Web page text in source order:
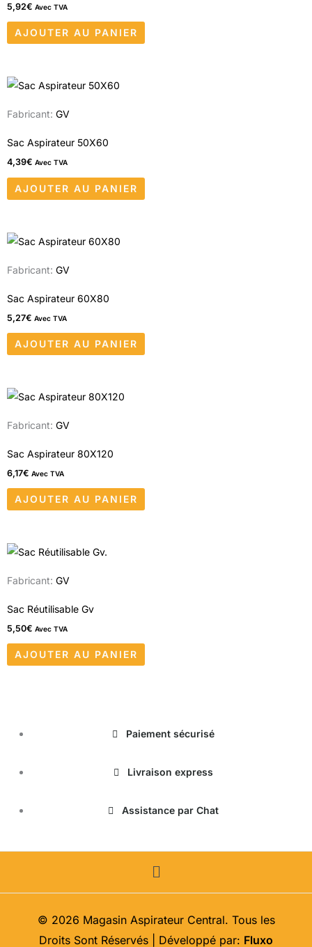
5,92€ Avec TVA
AJOUTER AU PANIER
Fabricant: GV
Sac Aspirateur 50X60
4,39€ Avec TVA
AJOUTER AU PANIER
Fabricant: GV
Sac Aspirateur 60X80
5,27€ Avec TVA
AJOUTER AU PANIER
Fabricant: GV
Sac Aspirateur 80X120
6,17€ Avec TVA
AJOUTER AU PANIER
Fabricant: GV
Sac Réutilisable Gv
5,50€ Avec TVA
AJOUTER AU PANIER
Paiement sécurisé
Livraison express
Assistance par Chat
Menu
© 2026 Magasin Aspirateur Central. Tous les
Droits Sont Réservés | Développé par: Fluxo